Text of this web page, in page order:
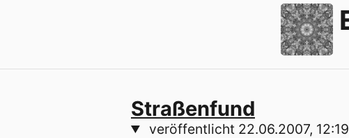
Straßenfund
veröffentlicht 22.06.2007, 12:19